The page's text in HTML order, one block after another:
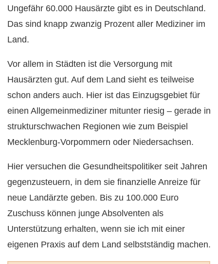
Ungefähr 60.000 Hausärzte gibt es in Deutschland.
Das sind knapp zwanzig Prozent aller Mediziner im
Land.
Vor allem in Städten ist die Versorgung mit
Hausärzten gut. Auf dem Land sieht es teilweise
schon anders auch. Hier ist das Einzugsgebiet für
einen Allgemeinmediziner mitunter riesig – gerade in
strukturschwachen Regionen wie zum Beispiel
Mecklenburg-Vorpommern oder Niedersachsen.
Hier versuchen die Gesundheitspolitiker seit Jahren
gegenzusteuern, in dem sie finanzielle Anreize für
neue Landärzte geben. Bis zu 100.000 Euro
Zuschuss können junge Absolventen als
Unterstützung erhalten, wenn sie ich mit einer
eigenen Praxis auf dem Land selbstständig machen.